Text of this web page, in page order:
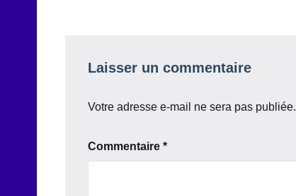
Laisser un commentaire
Votre adresse e-mail ne sera pas publiée.
Commentaire *